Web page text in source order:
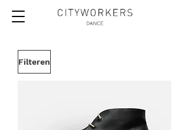
Filteren